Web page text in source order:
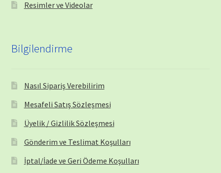
Resimler ve Videolar
Bilgilendirme
Nasıl Sipariş Verebilirim
Mesafeli Satış Sözleşmesi
Üyelik / Gizlilik Sözleşmesi
Gönderim ve Teslimat Koşulları
İptal/İade ve Geri Ödeme Koşulları